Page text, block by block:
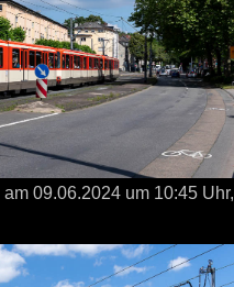
am 09.06.2024 um 10:45 Uhr,